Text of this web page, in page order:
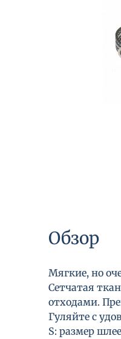
Обзор
Мягкие, но
Сетчатая
отходами.
Гуляйте с
S: размер